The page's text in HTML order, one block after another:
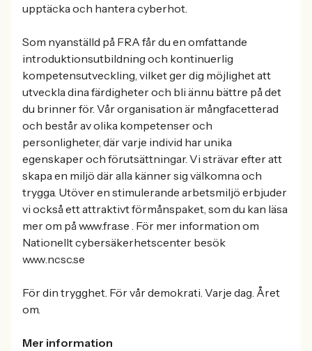
upptäcka och hantera cyberhot.
Som nyanställd på FRA får du en omfattande
introduktionsutbildning och kontinuerlig
kompetensutveckling, vilket ger dig möjlighet att
utveckla dina färdigheter och bli ännu bättre på det
du brinner för. Vår organisation är mångfacetterad
och består av olika kompetenser och
personligheter, där varje individ har unika
egenskaper och förutsättningar. Vi strävar efter att
skapa en miljö där alla känner sig välkomna och
trygga. Utöver en stimulerande arbetsmiljö erbjuder
vi också ett attraktivt förmånspaket, som du kan läsa
mer om på www.fra.se . För mer information om
Nationellt cybersäkerhetscenter besök
www.ncsc.se
För din trygghet. För vår demokrati. Varje dag. Året
om.
Mer information